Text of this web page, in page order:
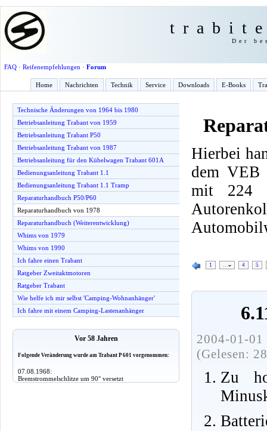
Der
FAQ· Reifenempfehlungen · Forum
Home Nachrichten Technik Service Downloads E-Books
Technische Änderungen von 1964 bis 1980
Betriebsanleitung Trabant von 1959
Betriebsanleitung Trabant P50
Betriebsanleitung Trabant von 1987
Betriebsanleitung für den Kübelwagen Trabant 601A
Bedienungsanleitung Trabant 1.1
Bedienungsanleitung Trabant 1.1 Tramp
Reparaturhandbuch P50/P60
Reparaturhandbuch von 1978
Reparaturhandbuch (Weiterentwicklung)
Whims von 1979
Whims von 1990
Ich fahre einen Trabant
Ratgeber Zweitaktmotoren
Ratgeber Trabant
Wie helfe ich mir selbst 'Camping-Wohnanhänger'
Ich fahre mit einem Camping-Lastenanhänger
Vor 58 Jahren
Folgende Veränderung wurde am Trabant P 601 vorgenommen:
07.08.1968:
Bremstrommelschlitze um 90° versetzt
Hierbei
dem VEB
mit 224
1 4 5
2004-01-
(Gelesen:
Zu